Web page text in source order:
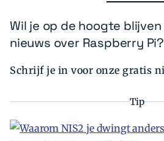
Wil je op de hoogte
nieuws over Raspberry Pi?
Schrijf je in voor onze gratis
Tip